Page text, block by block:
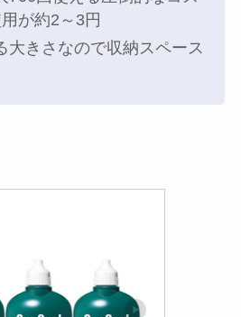
が約2～3円
大きさなので収納スペース